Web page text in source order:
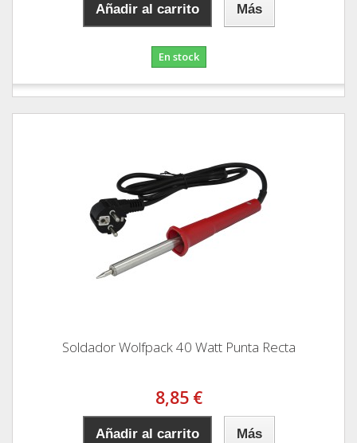
Añadir al carrito Más
En stock
Soldador Wolfpack 40 Watt Punta Recta
8,85 €
Añadir al carrito Más